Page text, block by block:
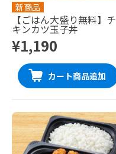
新商品
【ごはん大盛り無料】チ
キンカツ玉子丼
¥1,190
カート商品追加